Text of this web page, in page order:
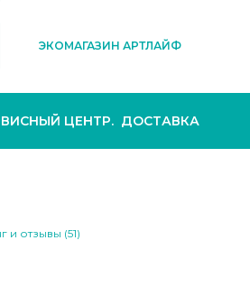
ЭКОМАГАЗИН АРТЛАЙФ
ЦЕНТР. ДОСТАВКА
и отзывы (51)